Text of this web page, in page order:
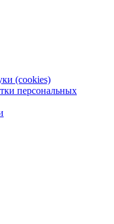
(cookies)
персональных